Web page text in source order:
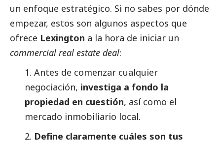
un enfoque estratégico. Si no sabes por dónde
empezar, estos son algunos aspectos que
ofrece Lexington a la hora de iniciar un
commercial real estate deal:
1. Antes de comenzar cualquier
negociación, investiga a fondo la
propiedad en cuestión, así como el
mercado inmobiliario local.
2. Define claramente cuáles son tus